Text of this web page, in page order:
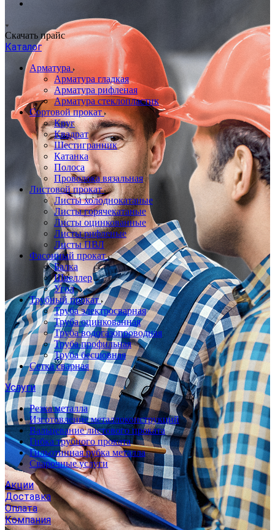
Скачать прайс
Каталог
Арматура
Арматура гладкая
Арматура рифленая
Арматура стеклопластик
Сортовой прокат
Круг
Квадрат
Шестигранник
Катанка
Полоса
Проволока вязальная
Листовой прокат
Листы холоднокатаные
Листы горячекатаные
Листы оцинкованные
Листы рифленые
Листы ПВЛ
Фасонный прокат
Балка
Швеллер
Угол
Трубный прокат
Труба электросварная
Труба оцинкованная
Труба водогазопроводная
Труба профильная
Труба бесшовная
Сетка сварная
Услуги
Резка металла
Изготовление металлоконструкций
Вальцевание листового проката
Гибка трубного проката
Гильотинная рубка металла
Сварочные услуги
Акции
Доставка
Оплата
Компания